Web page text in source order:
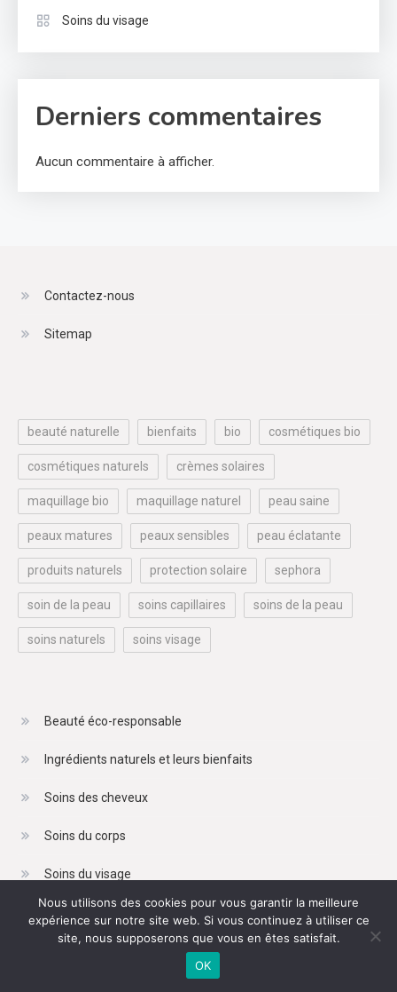
Soins du visage
Derniers commentaires
Aucun commentaire à afficher.
Contactez-nous
Sitemap
beauté naturelle bienfaits bio cosmétiques bio
cosmétiques naturels crèmes solaires
maquillage bio maquillage naturel peau saine
peaux matures peaux sensibles peau éclatante
produits naturels protection solaire sephora
soin de la peau soins capillaires soins de la peau
soins naturels soins visage
Beauté éco-responsable
Ingrédients naturels et leurs bienfaits
Soins des cheveux
Soins du corps
Soins du visage
Nous utilisons des cookies pour vous garantir la meilleure
expérience sur notre site web. Si vous continuez à utiliser ce
site, nous supposerons que vous en êtes satisfait.
OK